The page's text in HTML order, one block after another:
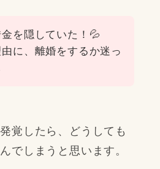
金を隠していた！💦
に、離婚をするか迷っ
覚したら、どうしても
でしまうと思います。